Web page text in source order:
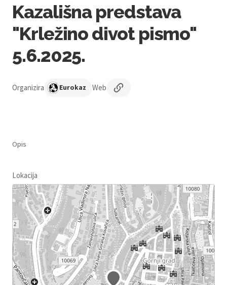
Kazališna predstava
"Krležino divot pismo"
5.6.2025.
Organizira Eurokaz Web
Opis
Lokacija